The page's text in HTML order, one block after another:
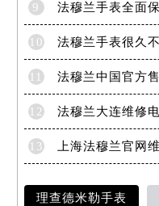
9
10
11
12
13
理查德米勒手表